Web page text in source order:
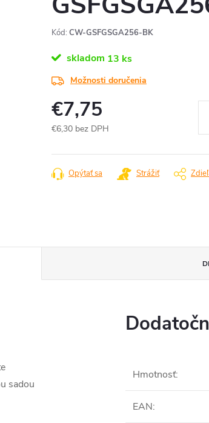
Kód: CW-GSFGSGA256-BK
skladom 13 ks
Možnosti doručenia
€7,75
€6,30 bez DPH
cena:
Opýtať sa Strážiť
sadou
Hmotnosť:
EAN: